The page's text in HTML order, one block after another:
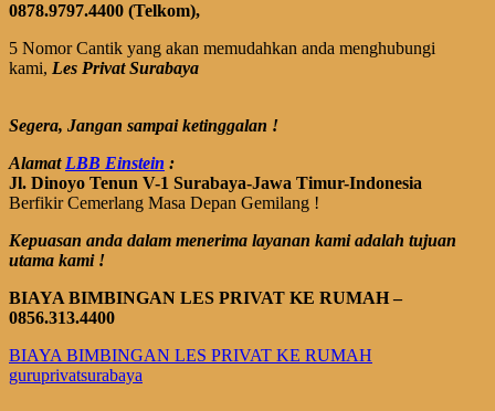
0878.9797.4400 (Telkom),
5 Nomor Cantik yang akan memudahkan anda menghubungi
kami, Les Privat Surabaya
Segera, Jangan sampai ketinggalan !
Alamat LBB Einstein :
Jl. Dinoyo Tenun V-1 Surabaya-Jawa Timur-Indonesia
Berfikir Cemerlang Masa Depan Gemilang !
Kepuasan anda dalam menerima layanan kami adalah tujuan
utama kami !
BIAYA BIMBINGAN LES PRIVAT KE RUMAH –
0856.313.4400
BIAYA BIMBINGAN LES PRIVAT KE RUMAH
guruprivatsurabaya